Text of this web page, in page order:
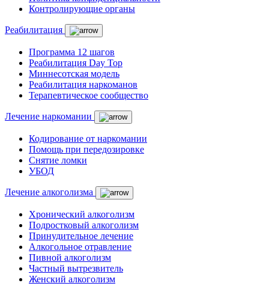
Контролирующие органы
Реабилитация
Программа 12 шагов
Реабилитация Day Top
Миннесотская модель
Реабилитация наркоманов
Терапевтическое сообщество
Лечение наркомании
Кодирование от наркомании
Помощь при передозировке
Снятие ломки
УБОД
Лечение алкоголизма
Хронический алкоголизм
Подростковый алкоголизм
Принудительное лечение
Алкогольное отравление
Пивной алкоголизм
Частный вытрезвитель
Женский алкоголизм